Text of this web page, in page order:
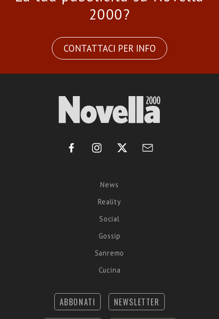
2000?
CONTATTACI PER INFO
News
Reality
Social
Gossip
Sanremo
Cucina
ABBONATI NEWSLETTER